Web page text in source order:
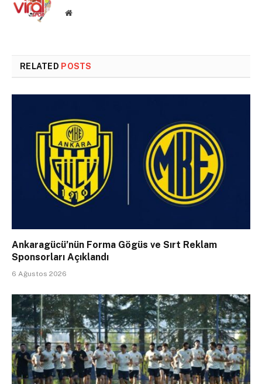
Website
RELATED POSTS
Ankaragücü’nün Forma Gögüs ve Sırt Reklam
Sponsorları Açıklandı
6 Ağustos 2026